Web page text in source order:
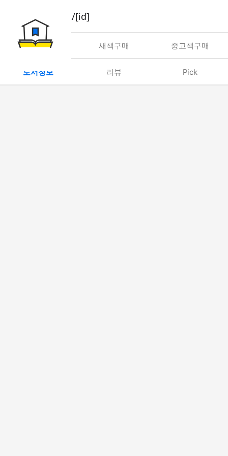
book/rent/[id]
대여 새책구매 중고책구매
도서정보 리뷰 Pick